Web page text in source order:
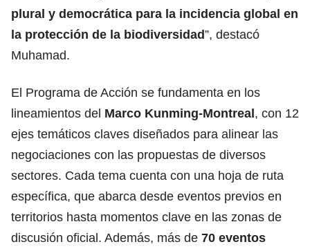
plural y democrática para la incidencia global en
la protección de la biodiversidad”, destacó
Muhamad.
El Programa de Acción se fundamenta en los
lineamientos del Marco Kunming-Montreal, con 12
ejes temáticos claves diseñados para alinear las
negociaciones con las propuestas de diversos
sectores. Cada tema cuenta con una hoja de ruta
específica, que abarca desde eventos previos en
territorios hasta momentos clave en las zonas de
discusión oficial. Además, más de 70 eventos